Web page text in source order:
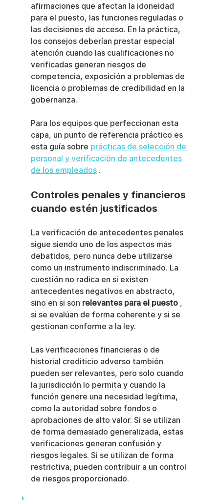
afirmaciones que afectan la idoneidad
para el puesto, las funciones reguladas o
las decisiones de acceso. En la práctica,
los consejos deberían prestar especial
atención cuando las cualificaciones no
verificadas generan riesgos de
competencia, exposición a problemas de
licencia o problemas de credibilidad en la
gobernanza.
Para los equipos que perfeccionan esta
capa, un punto de referencia práctico es
esta guía sobre prácticas de selección de
personal y verificación de antecedentes
de los empleados .
Controles penales y financieros
cuando estén justificados
La verificación de antecedentes penales
sigue siendo uno de los aspectos más
debatidos, pero nunca debe utilizarse
como un instrumento indiscriminado. La
cuestión no radica en si existen
antecedentes negativos en abstracto,
sino en si son relevantes para el puesto ,
si se evalúan de forma coherente y si se
gestionan conforme a la ley.
Las verificaciones financieras o de
historial crediticio adverso también
pueden ser relevantes, pero solo cuando
la jurisdicción lo permita y cuando la
función genere una necesidad legítima,
como la autoridad sobre fondos o
aprobaciones de alto valor. Si se utilizan
de forma demasiado generalizada, estas
verificaciones generan confusión y
riesgos legales. Si se utilizan de forma
restrictiva, pueden contribuir a un control
de riesgos proporcionado.